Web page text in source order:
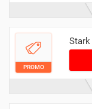
PROMO